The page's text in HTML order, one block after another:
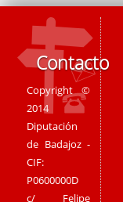
Contacto
Copyright ©
2014
Diputación
de Badajoz -
CIF:
P0600000D
c/ Felipe